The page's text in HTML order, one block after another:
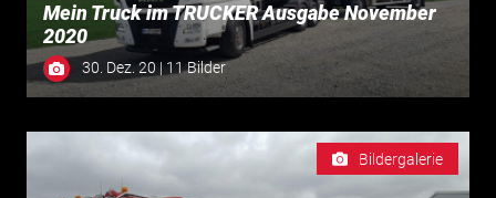
Mein Truck im TRUCKER Ausgabe November
2020
30. Dez. 20 | 11 Bilder
Bildergalerie